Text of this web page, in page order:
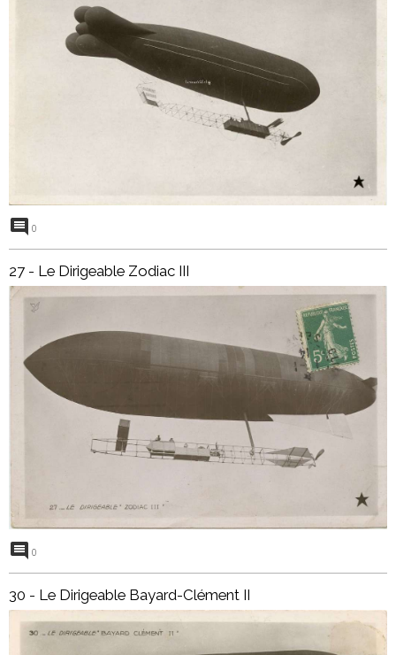
0
27 - Le Dirigeable Zodiac III
0
30 - Le Dirigeable Bayard-Clément II